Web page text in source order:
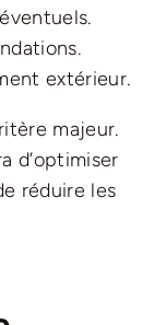
extérieur.
majeur.
d’optimiser
réduire les